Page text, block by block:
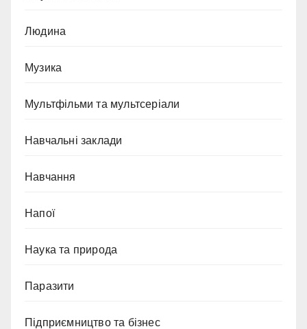
Людина
Музика
Мультфільми та мультсеріали
Навчальні заклади
Навчання
Напої
Наука та природа
Паразити
Підприємництво та бізнес